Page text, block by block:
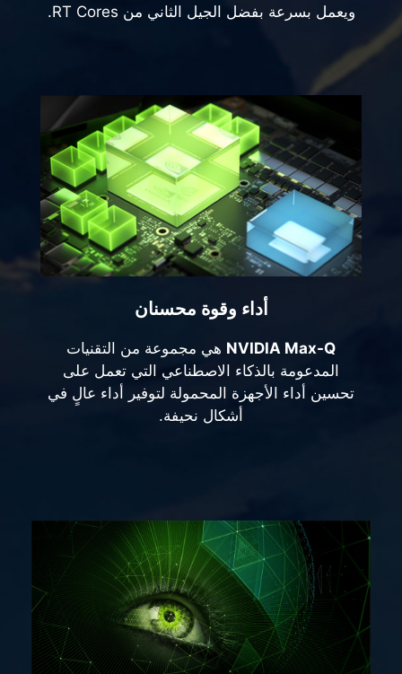
ويعمل بسرعة بفضل الجيل الثاني من RT Cores.
أداء وقوة محسنان
NVIDIA Max-Q هي مجموعة من التقنيات
المدعومة بالذكاء الاصطناعي التي تعمل على
تحسين أداء الأجهزة المحمولة لتوفير أداء عالٍ في
أشكال نحيفة.